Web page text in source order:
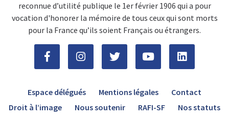
reconnue d’utilité publique le 1er février 1906 qui a pour
vocation d'honorer la mémoire de tous ceux qui sont morts
pour la France qu’ils soient Français ou étrangers.
Espace délégués Mentions légales
Contact
Droit à l’image
Nous soutenir RAFI-SF Nos statuts